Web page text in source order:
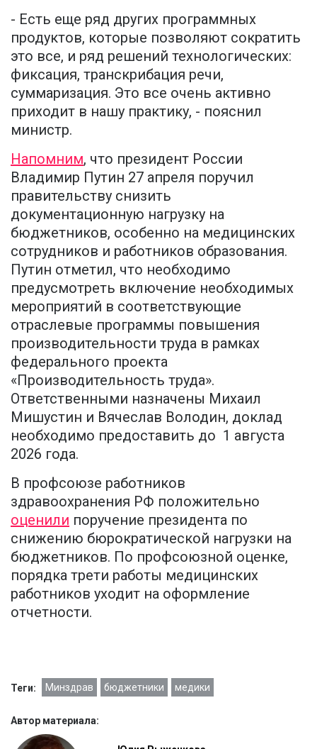
- Есть еще ряд других программных
продуктов, которые позволяют сократить
это все, и ряд решений технологических:
фиксация, транскрибация речи,
суммаризация. Это все очень активно
приходит в нашу практику, - пояснил
министр.
Напомним, что президент России
Владимир Путин 27 апреля поручил
правительству снизить
документационную нагрузку на
бюджетников, особенно на медицинских
сотрудников и работников образования.
Путин отметил, что необходимо
предусмотреть включение необходимых
мероприятий в соответствующие
отраслевые программы повышения
производительности труда в рамках
федерального проекта
«Производительность труда».
Ответственными назначены Михаил
Мишустин и Вячеслав Володин, доклад
необходимо предоставить до 1 августа
2026 года.
В профсоюзе работников
здравоохранения РФ положительно
оценили поручение президента по
снижению бюрократической нагрузки на
бюджетников. По профсоюзной оценке,
порядка трети работы медицинских
работников уходит на оформление
отчетности.
Теги: Минздрав бюджетники медики
Автор материала: